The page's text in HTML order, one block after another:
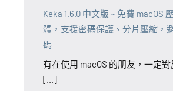
Keka 1.6.0 中文版 ~ 免費 macOS
體，支援密碼保護、分片壓縮，
碼
有在使用 macOS 的朋友，一定對
[...]